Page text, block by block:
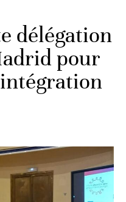
délégation
pour